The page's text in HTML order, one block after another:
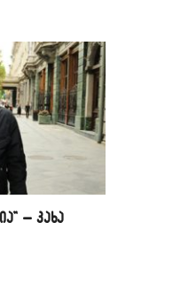
– კახა